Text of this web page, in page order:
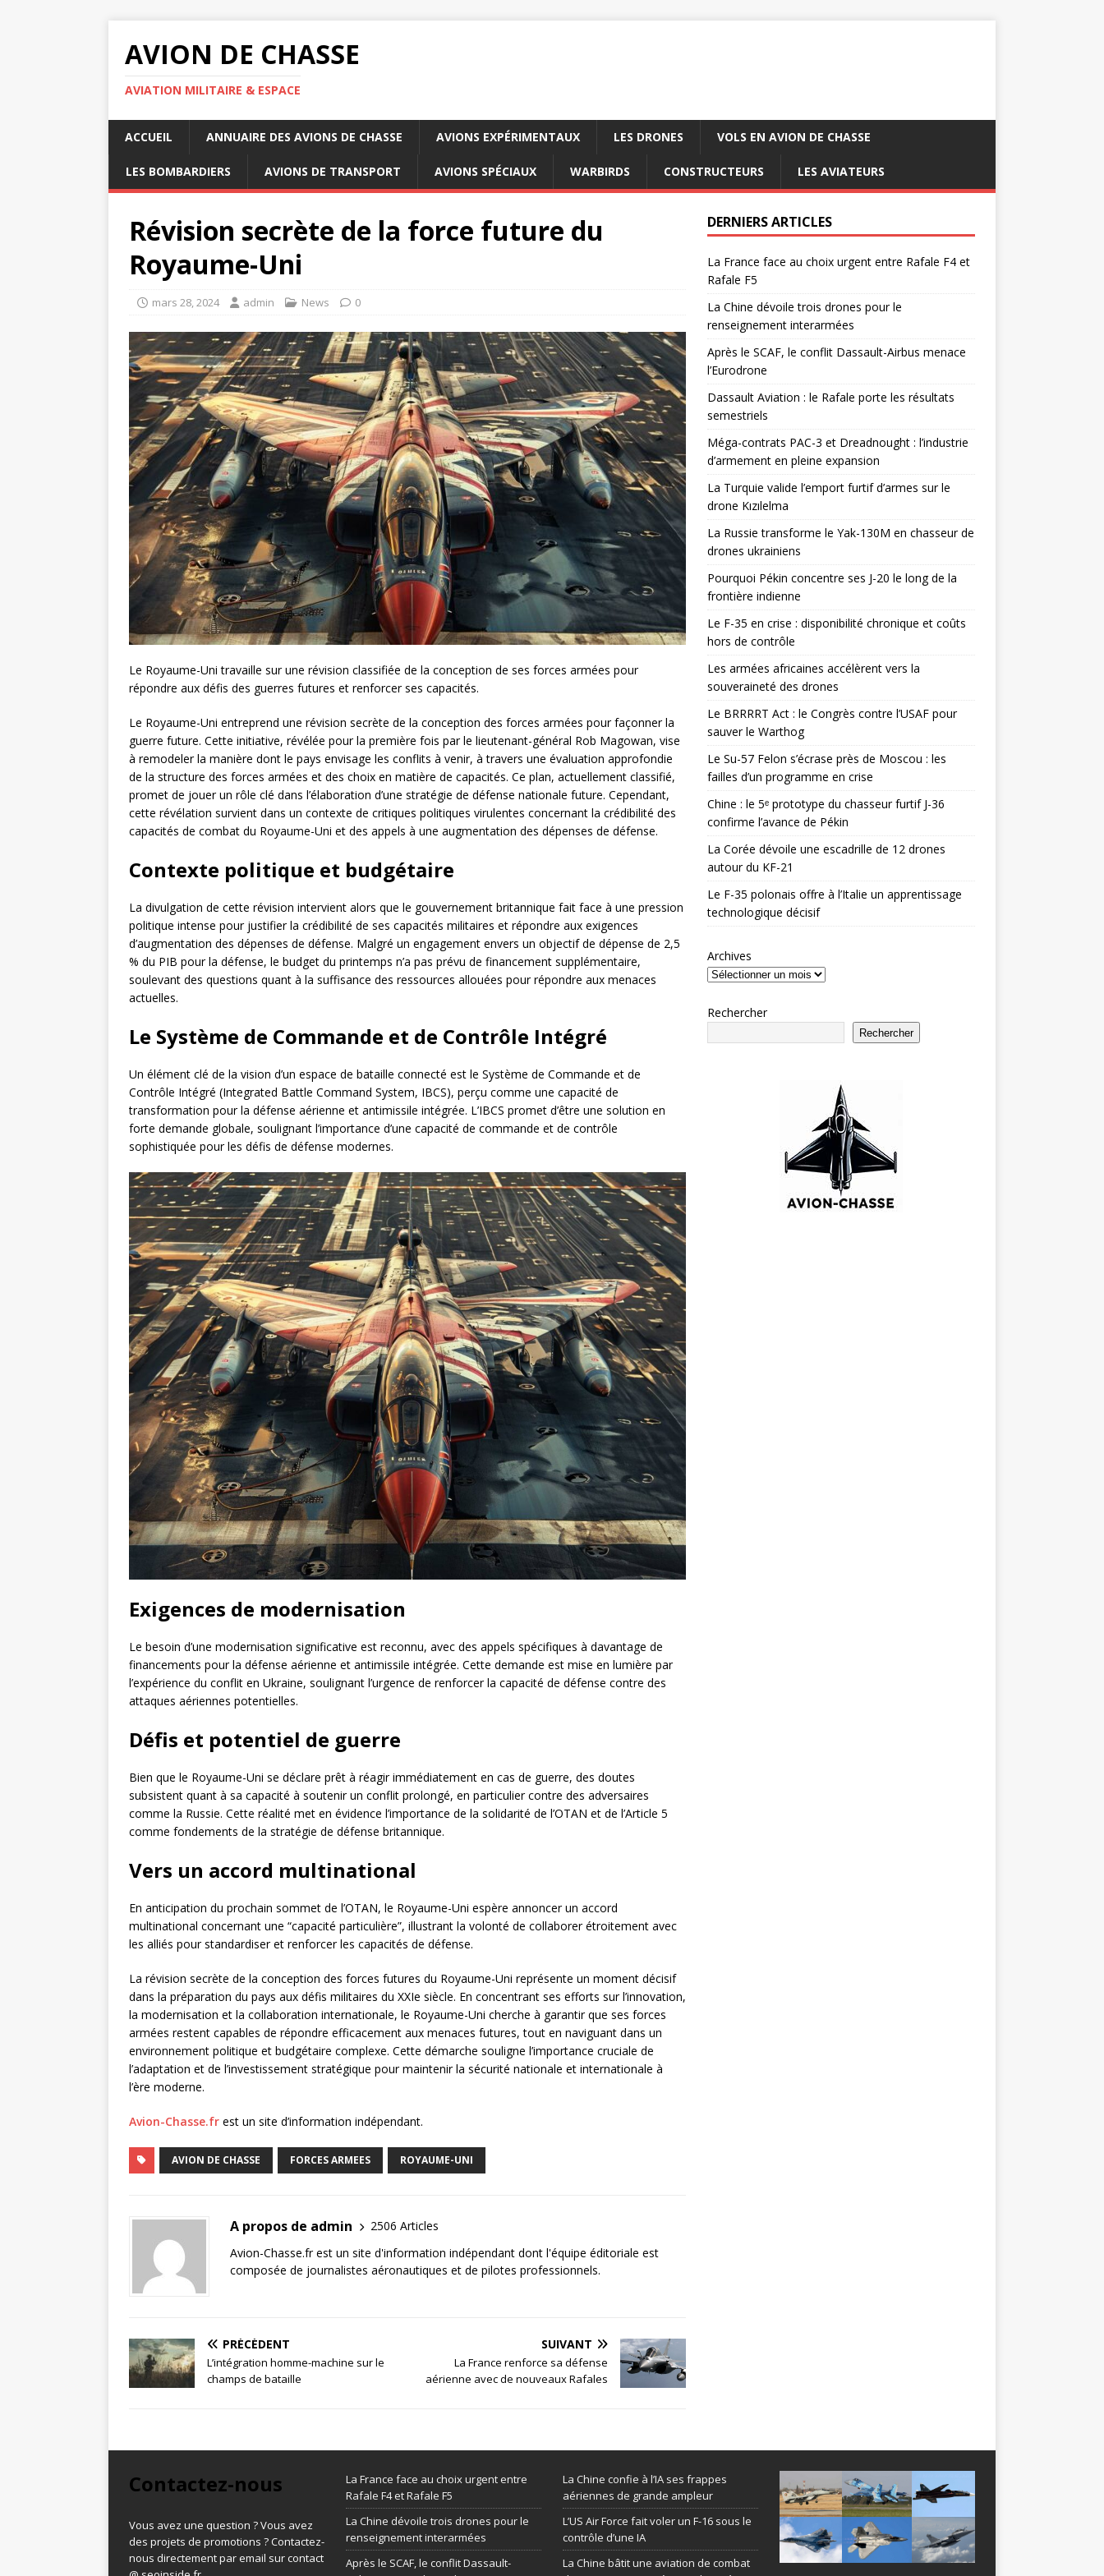
AVION DE CHASSE
AVIATION MILITAIRE & ESPACE
ACCUEIL ANNUAIRE DES AVIONS DE CHASSE AVIONS EXPÉRIMENTAUX LES DRONES VOLS EN AVION DE CHASSE
LES BOMBARDIERS AVIONS DE TRANSPORT AVIONS SPÉCIAUX WARBIRDS CONSTRUCTEURS LES AVIATEURS
Révision secrète de la force future du
Royaume-Uni
mars 28, 2024 admin News 0
Le Royaume-Uni travaille sur une révision classifiée de la conception de ses forces armées pour
répondre aux défis des guerres futures et renforcer ses capacités.
Le Royaume-Uni entreprend une révision secrète de la conception des forces armées pour façonner la
guerre future. Cette initiative, révélée pour la première fois par le lieutenant-général Rob Magowan, vise
à remodeler la manière dont le pays envisage les conflits à venir, à travers une évaluation approfondie
de la structure des forces armées et des choix en matière de capacités. Ce plan, actuellement classifié,
promet de jouer un rôle clé dans l’élaboration d’une stratégie de défense nationale future. Cependant,
cette révélation survient dans un contexte de critiques politiques virulentes concernant la crédibilité des
capacités de combat du Royaume-Uni et des appels à une augmentation des dépenses de défense.
Contexte politique et budgétaire
La divulgation de cette révision intervient alors que le gouvernement britannique fait face à une pression
politique intense pour justifier la crédibilité de ses capacités militaires et répondre aux exigences
d’augmentation des dépenses de défense. Malgré un engagement envers un objectif de dépense de 2,5
% du PIB pour la défense, le budget du printemps n’a pas prévu de financement supplémentaire,
soulevant des questions quant à la suffisance des ressources allouées pour répondre aux menaces
actuelles.
Le Système de Commande et de Contrôle Intégré
Un élément clé de la vision d’un espace de bataille connecté est le Système de Commande et de
Contrôle Intégré (Integrated Battle Command System, IBCS), perçu comme une capacité de
transformation pour la défense aérienne et antimissile intégrée. L’IBCS promet d’être une solution en
forte demande globale, soulignant l’importance d’une capacité de commande et de contrôle
sophistiquée pour les défis de défense modernes.
Exigences de modernisation
Le besoin d’une modernisation significative est reconnu, avec des appels spécifiques à davantage de
financements pour la défense aérienne et antimissile intégrée. Cette demande est mise en lumière par
l’expérience du conflit en Ukraine, soulignant l’urgence de renforcer la capacité de défense contre des
attaques aériennes potentielles.
Défis et potentiel de guerre
Bien que le Royaume-Uni se déclare prêt à réagir immédiatement en cas de guerre, des doutes
subsistent quant à sa capacité à soutenir un conflit prolongé, en particulier contre des adversaires
comme la Russie. Cette réalité met en évidence l’importance de la solidarité de l’OTAN et de l’Article 5
comme fondements de la stratégie de défense britannique.
Vers un accord multinational
En anticipation du prochain sommet de l’OTAN, le Royaume-Uni espère annoncer un accord
multinational concernant une “capacité particulière”, illustrant la volonté de collaborer étroitement avec
les alliés pour standardiser et renforcer les capacités de défense.
La révision secrète de la conception des forces futures du Royaume-Uni représente un moment décisif
dans la préparation du pays aux défis militaires du XXIe siècle. En concentrant ses efforts sur l’innovation,
la modernisation et la collaboration internationale, le Royaume-Uni cherche à garantir que ses forces
armées restent capables de répondre efficacement aux menaces futures, tout en naviguant dans un
environnement politique et budgétaire complexe. Cette démarche souligne l’importance cruciale de
l’adaptation et de l’investissement stratégique pour maintenir la sécurité nationale et internationale à
l’ère moderne.
Avion-Chasse.fr est un site d’information indépendant.
AVION DE CHASSE FORCES ARMEES ROYAUME-UNI
A propos de admin
2506 Articles
Avion-Chasse.fr est un site d'information indépendant dont l'équipe éditoriale est
composée de journalistes aéronautiques et de pilotes professionnels.
PRÉCÉDENT
L’intégration homme-machine sur le
champs de bataille
SUIVANT
La France renforce sa défense
aérienne avec de nouveaux Rafales
DERNIERS ARTICLES
La France face au choix urgent entre Rafale F4 et
Rafale F5
La Chine dévoile trois drones pour le
renseignement interarmées
Après le SCAF, le conflit Dassault-Airbus menace
l’Eurodrone
Dassault Aviation : le Rafale porte les résultats
semestriels
Méga-contrats PAC-3 et Dreadnought : l’industrie
d’armement en pleine expansion
La Turquie valide l’emport furtif d’armes sur le
drone Kızılelma
La Russie transforme le Yak-130M en chasseur de
drones ukrainiens
Pourquoi Pékin concentre ses J-20 le long de la
frontière indienne
Le F-35 en crise : disponibilité chronique et coûts
hors de contrôle
Les armées africaines accélèrent vers la
souveraineté des drones
Le BRRRRT Act : le Congrès contre l’USAF pour
sauver le Warthog
Le Su-57 Felon s’écrase près de Moscou : les
failles d’un programme en crise
Chine : le 5ᵉ prototype du chasseur furtif J-36
confirme l’avance de Pékin
La Corée dévoile une escadrille de 12 drones
autour du KF-21
Le F-35 polonais offre à l’Italie un apprentissage
technologique décisif
Archives
Rechercher
Rechercher
Contactez-nous
Vous avez une question ? Vous avez
des projets de promotions ? Contactez-
nous directement par email sur contact
La France face au choix urgent entre
Rafale F4 et Rafale F5
La Chine dévoile trois drones pour le
renseignement interarmées
Après le SCAF, le conflit Dassault-
La Chine confie à l’IA ses frappes
aériennes de grande ampleur
L’US Air Force fait voler un F-16 sous le
contrôle d’une IA
La Chine bâtit une aviation de combat